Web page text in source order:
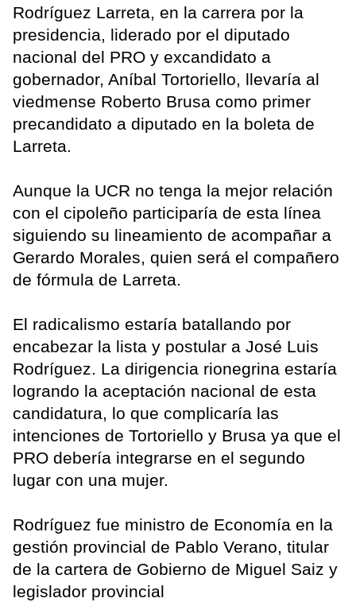
Rodríguez Larreta, en la carrera por la
presidencia, liderado por el diputado
nacional del PRO y excandidato a
gobernador, Aníbal Tortoriello, llevaría al
viedmense Roberto Brusa como primer
precandidato a diputado en la boleta de
Larreta.
Aunque la UCR no tenga la mejor relación
con el cipoleño participaría de esta línea
siguiendo su lineamiento de acompañar a
Gerardo Morales, quien será el compañero
de fórmula de Larreta.
El radicalismo estaría batallando por
encabezar la lista y postular a José Luis
Rodríguez. La dirigencia rionegrina estaría
logrando la aceptación nacional de esta
candidatura, lo que complicaría las
intenciones de Tortoriello y Brusa ya que el
PRO debería integrarse en el segundo
lugar con una mujer.
Rodríguez fue ministro de Economía en la
gestión provincial de Pablo Verano, titular
de la cartera de Gobierno de Miguel Saiz y
legislador provincial